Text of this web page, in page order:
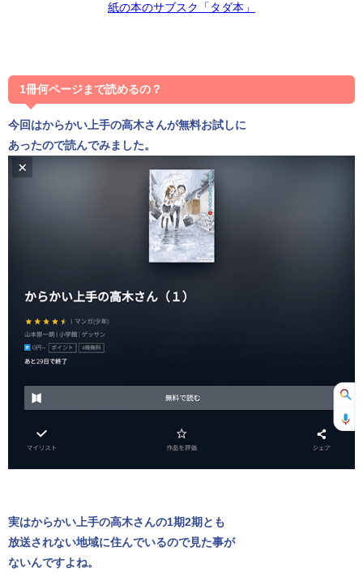
紙の本のサブスク「タダ本」
1冊何ページまで読めるの？
今回はからかい上手の高木さんが無料お試しに
あったので読んでみました。
実はからかい上手の高木さんの1期2期とも
放送されない地域に住んでいるので見た事が
ないんですよね。